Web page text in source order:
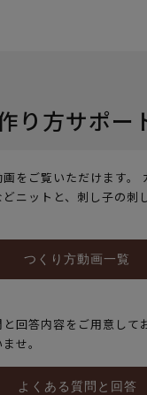
り方サポー
をご覧いただけます。
ニットと、刺し子の刺
つくり方動画一覧
回答内容をご用意して
せ。
よくある質問と回答